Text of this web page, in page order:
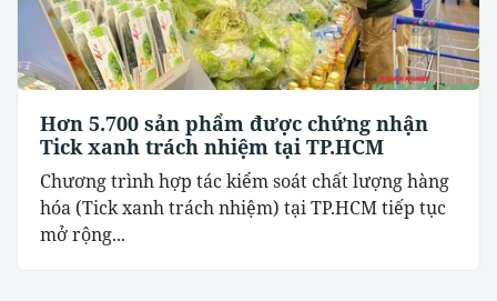
Hơn 5.700 sản phẩm được chứng nhận
Tick xanh trách nhiệm tại TP.HCM
Chương trình hợp tác kiểm soát chất lượng hàng
hóa (Tick xanh trách nhiệm) tại TP.HCM tiếp tục
mở rộng...